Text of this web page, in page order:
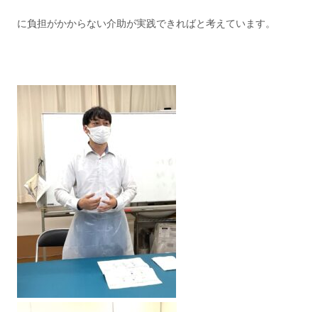
に負担がかからない介助が実践できればと考えています。